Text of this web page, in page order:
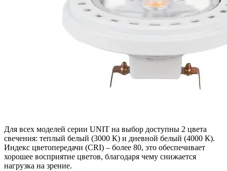
Для всех моделей серии UNIT на выбор доступны 2 цвета
свечения: теплый белый (3000 К) и дневной белый (4000 К).
Индекс цветопередачи (CRI) – более 80, это обеспечивает
хорошее восприятие цветов, благодаря чему снижается
нагрузка на зрение.